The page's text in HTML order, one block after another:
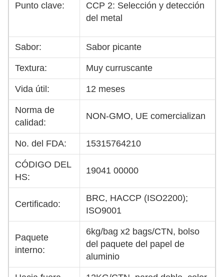
Punto clave:
CCP 2: Selección y detección
del metal
Sabor: Sabor picante
Textura: Muy curruscante
Vida útil: 12 meses
Norma de
calidad:
NON-GMO, UE comercializan
No. del FDA: 15315764210
CÓDIGO DEL
HS:
19041 00000
Certificado:
BRC, HACCP (ISO2200);
ISO9001
Paquete
interno:
6kg/bag x2 bags/CTN, bolso
del paquete del papel de
aluminio